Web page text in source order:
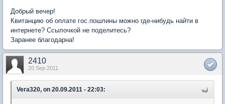
Добрый вечер!
Квитанцию об оплате гос.пошлины можно где-нибудь найти в
интернете? Ссылочкой не поделитесь?
Заранее благодарна!
2410
20 Sep 2011
Vera320, on 20.09.2011 - 22:03: